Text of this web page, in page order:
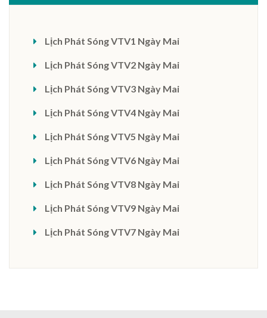
Lịch Phát Sóng VTV1 Ngày Mai
Lịch Phát Sóng VTV2 Ngày Mai
Lịch Phát Sóng VTV3 Ngày Mai
Lịch Phát Sóng VTV4 Ngày Mai
Lịch Phát Sóng VTV5 Ngày Mai
Lịch Phát Sóng VTV6 Ngày Mai
Lịch Phát Sóng VTV8 Ngày Mai
Lịch Phát Sóng VTV9 Ngày Mai
Lịch Phát Sóng VTV7 Ngày Mai